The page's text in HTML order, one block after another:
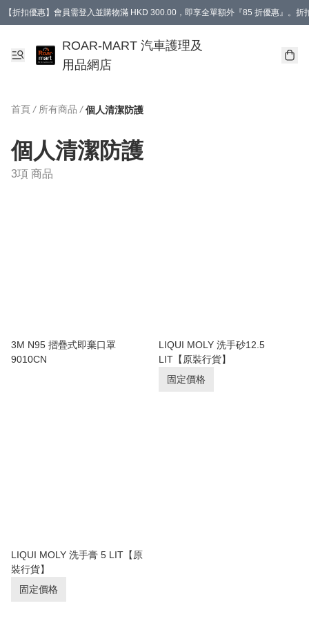
【折扣優惠】會員需登入並購物滿 HKD 300.00，即享全單額外『85 折優惠』。
【會員禮遇】會員消費滿 HKD 400.00，即可獲贈【德國LIQUI MOLY 汽車風口香
ROAR-MART 汽車護理及
用品網店
首頁 / 所有商品 / 個人清潔防護
個人清潔防護
3項 商品
3M N95 摺疊式即棄口罩
9010CN
LIQUI MOLY 洗手砂12.5
LIT【原裝行貨】
固定價格
LIQUI MOLY 洗手膏 5 LIT【原
裝行貨】
固定價格